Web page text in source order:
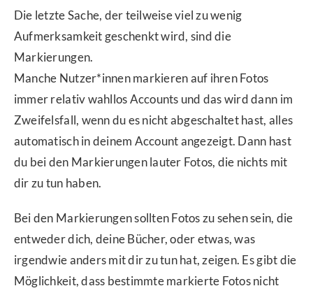
Die letzte Sache, der teilweise viel zu wenig
Aufmerksamkeit geschenkt wird, sind die
Markierungen.
Manche Nutzer*innen markieren auf ihren Fotos
immer relativ wahllos Accounts und das wird dann im
Zweifelsfall, wenn du es nicht abgeschaltet hast, alles
automatisch in deinem Account angezeigt. Dann hast
du bei den Markierungen lauter Fotos, die nichts mit
dir zu tun haben.
Bei den Markierungen sollten Fotos zu sehen sein, die
entweder dich, deine Bücher, oder etwas, was
irgendwie anders mit dir zu tun hat, zeigen. Es gibt die
Möglichkeit, dass bestimmte markierte Fotos nicht